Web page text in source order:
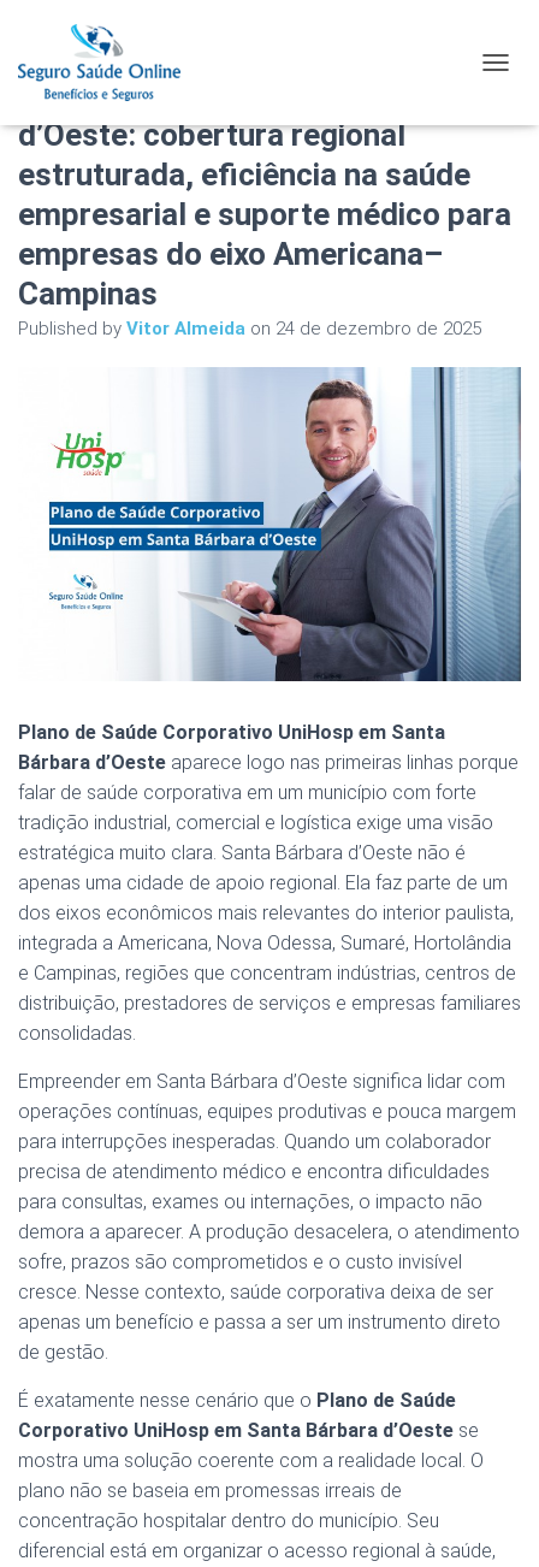
Plano de Saúde Corporativo
UniHosp em Santa Bárbara
d’Oeste: cobertura regional
estruturada, eficiência na saúde
empresarial e suporte médico para
empresas do eixo Americana–
Campinas
Published by Vitor Almeida on 24 de dezembro de 2025
Plano de Saúde Corporativo UniHosp em Santa
Bárbara d’Oeste aparece logo nas primeiras linhas porque
falar de saúde corporativa em um município com forte
tradição industrial, comercial e logística exige uma visão
estratégica muito clara. Santa Bárbara d’Oeste não é
apenas uma cidade de apoio regional. Ela faz parte de um
dos eixos econômicos mais relevantes do interior paulista,
integrada a Americana, Nova Odessa, Sumaré, Hortolândia
e Campinas, regiões que concentram indústrias, centros de
distribuição, prestadores de serviços e empresas familiares
consolidadas.
Empreender em Santa Bárbara d’Oeste significa lidar com
operações contínuas, equipes produtivas e pouca margem
para interrupções inesperadas. Quando um colaborador
precisa de atendimento médico e encontra dificuldades
para consultas, exames ou internações, o impacto não
demora a aparecer. A produção desacelera, o atendimento
sofre, prazos são comprometidos e o custo invisível
cresce. Nesse contexto, saúde corporativa deixa de ser
apenas um benefício e passa a ser um instrumento direto
de gestão.
É exatamente nesse cenário que o Plano de Saúde
Corporativo UniHosp em Santa Bárbara d’Oeste se
mostra uma solução coerente com a realidade local. O
plano não se baseia em promessas irreais de
concentração hospitalar dentro do município. Seu
diferencial está em organizar o acesso regional à saúde,